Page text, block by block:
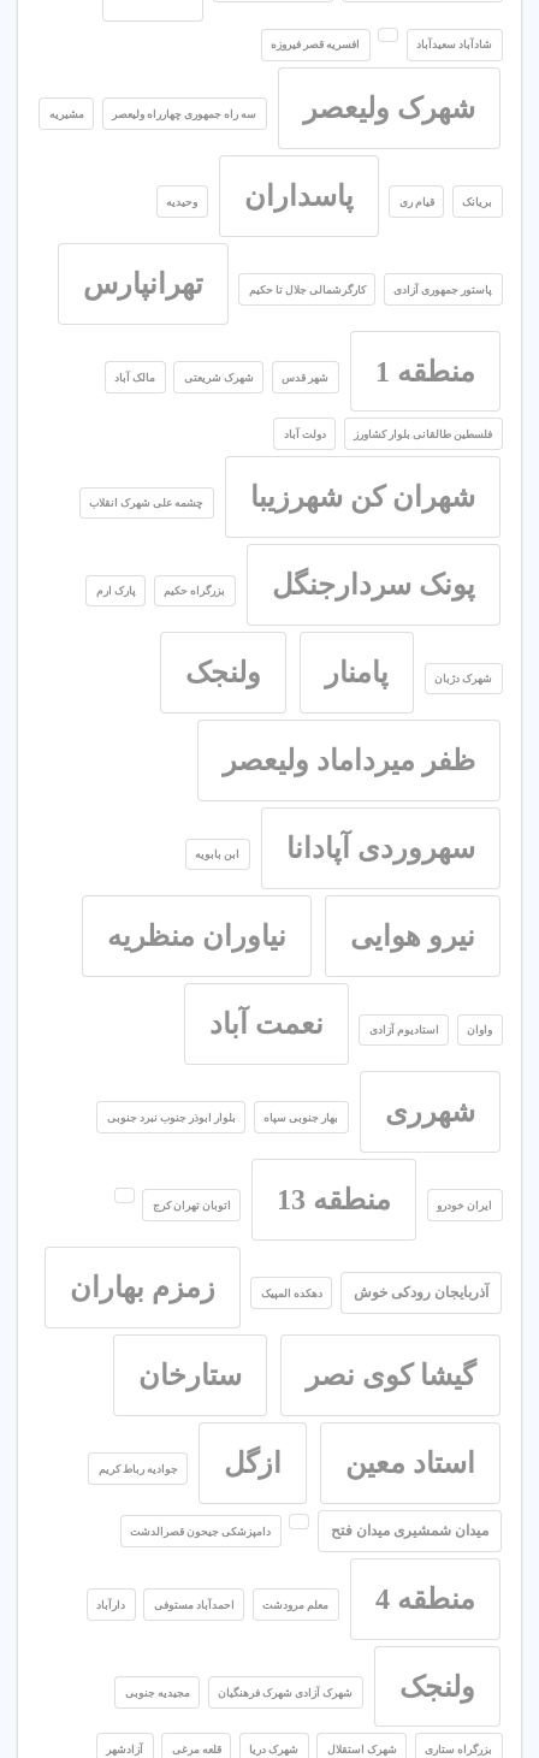
شادآباد سعیدآباد افسریه قصر فیروزه
شهرک ولیعصر سه راه جمهوری چهارراه ولیعصر مشیریه
بریانک قیام ری پاسداران وحیدیه
پاستور جمهوری آزادی کارگرشمالی جلال تا حکیم تهرانپارس
منطقه 1 شهر قدس شهرک شریعتی مالک آباد
فلسطین طالقانی بلوار کشاورز دولت آباد
شهران کن شهرزیبا چشمه علی شهرک انقلاب
پونک سردارجنگل بزرگراه حکیم پارک ارم
شهرک دژبان پامنار ولنجک
ظفر میرداماد ولیعصر
سهروردی آپادانا ابن بابویه
نیرو هوایی نیاوران منظریه
واوان استادیوم آزادی نعمت آباد
شهرری بهار جنوبی سپاه بلوار ابوذر جنوب نبرد جنوبی
ایران خودرو منطقه 13 اتوبان تهران کرج
آذربایجان رودکی خوش دهکده المپیک زمزم بهاران
گیشا کوی نصر ستارخان
استاد معین ازگل جوادیه رباط کریم
میدان شمشیری میدان فتح دامپزشکی جیحون قصرالدشت
منطقه 4 معلم مرودشت احمدآباد مستوفی دارآباد
ولنجک شهرک آزادی شهرک فرهنگیان مجیدیه جنوبی
بزرگراه ستاری شهرک استقلال شهرک دریا قلعه مرغی آزادشهر